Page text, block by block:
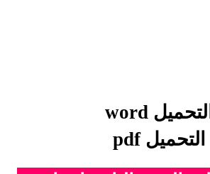
التحميل word
التحميل pdf